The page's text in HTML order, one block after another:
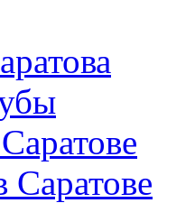
Саратове